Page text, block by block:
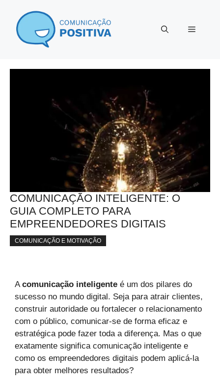
conteúdo
Menu
COMUNICAÇÃO INTELIGENTE: O
GUIA COMPLETO PARA
EMPREENDEDORES DIGITAIS
COMUNICAÇÃO E MOTIVAÇÃO
A comunicação inteligente é um dos pilares do
sucesso no mundo digital. Seja para atrair clientes,
construir autoridade ou fortalecer o relacionamento
com o público, comunicar-se de forma eficaz e
estratégica pode fazer toda a diferença. Mas o que
exatamente significa comunicação inteligente e
como os empreendedores digitais podem aplicá-la
para obter melhores resultados?